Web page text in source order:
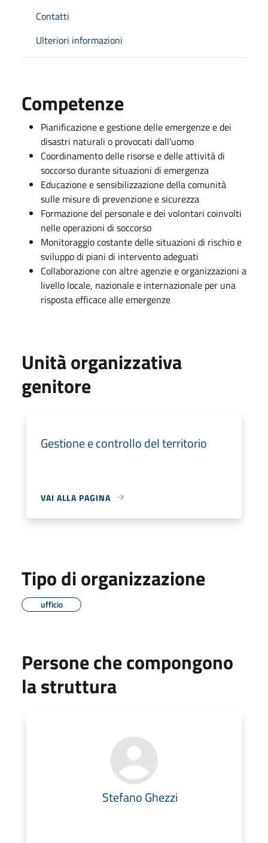
Contatti
Ulteriori informazioni
Competenze
Pianificazione e gestione delle emergenze e dei
disastri naturali o provocati dall'uomo
Coordinamento delle risorse e delle attività di
soccorso durante situazioni di emergenza
Educazione e sensibilizzazione della comunità
sulle misure di prevenzione e sicurezza
Formazione del personale e dei volontari coinvolti
nelle operazioni di soccorso
Monitoraggio costante delle situazioni di rischio e
sviluppo di piani di intervento adeguati
Collaborazione con altre agenzie e organizzazioni a
livello locale, nazionale e internazionale per una
risposta efficace alle emergenze
Unità organizzativa
genitore
Gestione e controllo del territorio
VAI ALLA PAGINA
Tipo di organizzazione
ufficio
Persone che compongono
la struttura
Stefano Ghezzi